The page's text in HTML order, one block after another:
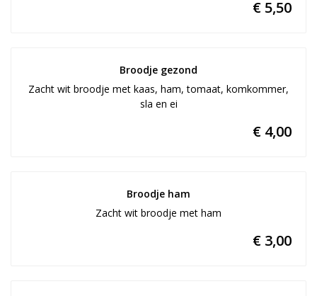
€ 5,50
Broodje gezond
Zacht wit broodje met kaas, ham, tomaat, komkommer,
sla en ei
€ 4,00
Broodje ham
Zacht wit broodje met ham
€ 3,00